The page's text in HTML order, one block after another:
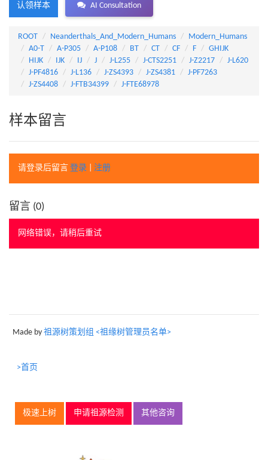
认领样本 AI Consultation
ROOT Neanderthals_And_Modern_Humans
Modern_Humans
A0-T
A-P305 A-P108 BT CT CF F
GHIJK
HIJK
IJK IJ J J-L255 J-CTS2251 J-Z2217
J-L620
J-PF4816
J-L136 J-ZS4393 J-ZS4381
J-PF7263
J-ZS4408
J-FTB34399 J-FTE68978
样本留言
请登录后留言 登录 注册
留言 (0)
网络错误，请稍后重试
Made by 祖源树策划组 <祖缘树管理员名单>
>首页
极速上树 申请祖源检测 其他咨询